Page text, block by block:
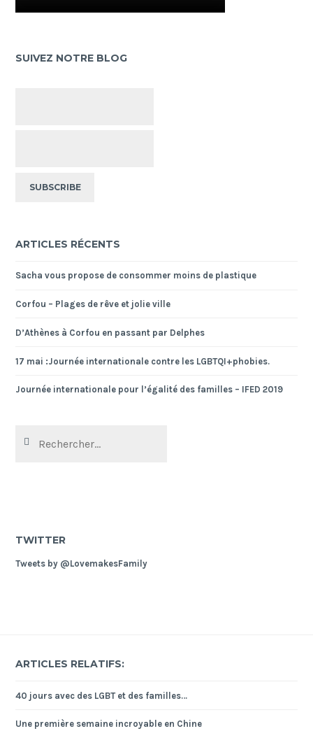
SUIVEZ NOTRE BLOG
ARTICLES RÉCENTS
Sacha vous propose de consommer moins de plastique
Corfou – Plages de rêve et jolie ville
D’Athènes à Corfou en passant par Delphes
17 mai :Journée internationale contre les LGBTQI+phobies.
Journée internationale pour l’égalité des familles – IFED 2019
TWITTER
Tweets by @LovemakesFamily
ARTICLES RELATIFS:
40 jours avec des LGBT et des familles…
Une première semaine incroyable en Chine